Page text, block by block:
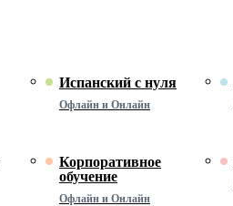
Испанский с нуля
Офлайн и Онлайн
Корпоративное
обучение
Офлайн и Онлайн